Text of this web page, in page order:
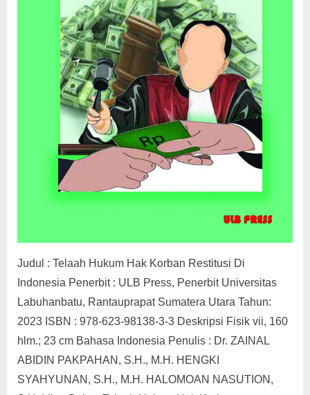
Judul : Telaah Hukum Hak Korban Restitusi Di
Indonesia Penerbit : ULB Press, Penerbit Universitas
Labuhanbatu, Rantauprapat Sumatera Utara Tahun:
2023 ISBN : 978-623-98138-3-3 Deskripsi Fisik vii, 160
hlm.; 23 cm Bahasa Indonesia Penulis : Dr. ZAINAL
ABIDIN PAKPAHAN, S.H., M.H. HENGKI
SYAHYUNAN, S.H., M.H. HALOMOAN NASUTION,